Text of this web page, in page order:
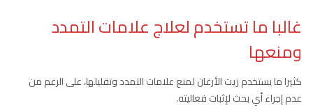
غالبا ما تستخدم لعلاج علامات التمدد
ومنعها
كثيرا ما يستخدم زيت الأرغان لمنع علامات التمدد وتقليلها، على الرغم من
عدم إجراء أي بحث لإثبات فعاليته.